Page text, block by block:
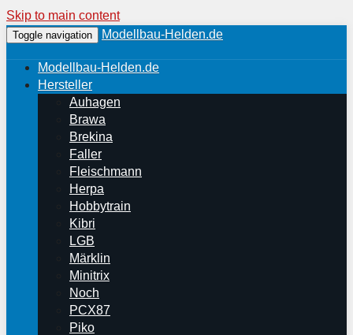
Skip to main content
Toggle navigation Modellbau-Helden.de
Modellbau-Helden.de
Hersteller
Auhagen
Brawa
Brekina
Faller
Fleischmann
Herpa
Hobbytrain
Kibri
LGB
Märklin
Minitrix
Noch
PCX87
Piko